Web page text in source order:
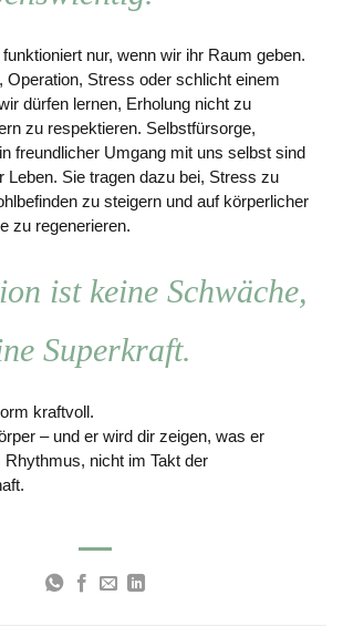
nur, wenn wir ihr Raum geben.
Operation, Stress oder schlicht einem
dürfen lernen, Erholung nicht zu
zu respektieren. Selbstfürsorge,
freundlicher Umgang mit uns selbst sind
Leben. Sie tragen dazu bei, Stress zu
zu steigern und auf körperlicher
zu regenerieren.
ist keine Schwäche,
Superkraft.
kraftvoll.
– und er wird dir zeigen, was er
Rhythmus, nicht im Takt der